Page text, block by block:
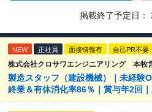
掲載終了予定日：
NEW 正社員 面接情報有 自己PR不要
株式会社クロサワエンジニアリング 本牧
製造スタッフ（建設機械）｜未経験
終業＆有休消化率86％｜賞与年2回